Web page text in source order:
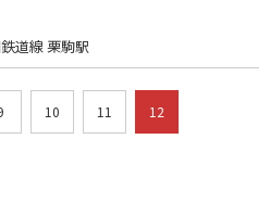
道線 栗駒駅
10 11 12